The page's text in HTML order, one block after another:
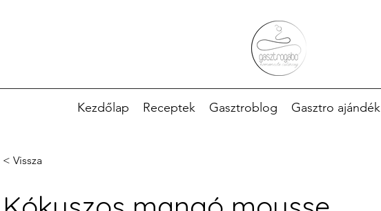
Kezdőlap Receptek Gasztroblog Gasztro ajándék
< Vissza